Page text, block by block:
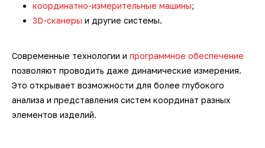
координатно-измерительные машины;
3D-сканеры и другие системы.
Современные технологии и программное обеспечение
позволяют проводить даже динамические измерения.
Это открывает возможности для более глубокого
анализа и представления систем координат разных
элементов изделий.